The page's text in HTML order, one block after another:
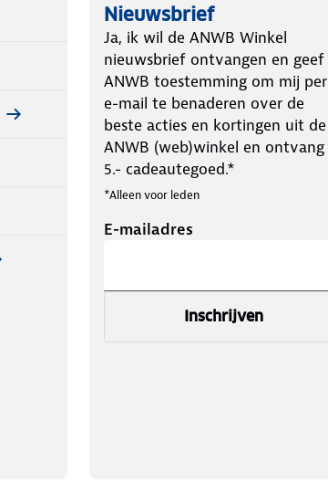
Nieuwsbrief
Ja, ik wil de ANWB Winkel
nieuwsbrief ontvangen en geef
ANWB toestemming om mij per
e-mail te benaderen over de
beste acties en kortingen uit de
ANWB (web)winkel en ontvang
5.- cadeautegoed.*
*Alleen voor leden
E-mailadres
Inschrijven